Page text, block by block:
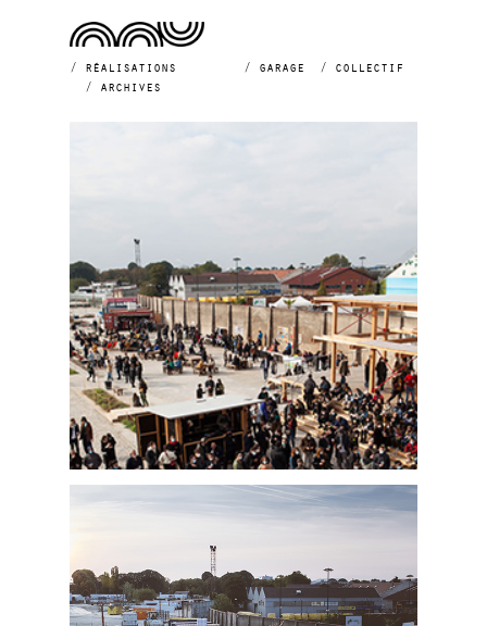
réalisations garage
collectif
archives